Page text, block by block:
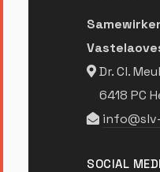
Dr. Cl.
6418 PC
SOCIAL